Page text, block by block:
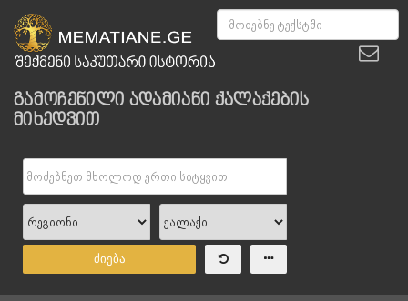
გამოჩენილი ადამიანი ქალაქების
მიხედვით
ძიება